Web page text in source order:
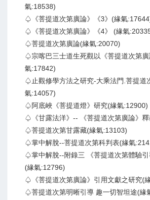
氣:18538)
♤《菩提道次第廣論》《3》(緣氣
♤《菩提道次第廣論》《4》 (緣氣
♤菩提道次第廣論(緣氣:20070)
♤宗喀巴三士道生死觀以《菩提道次第
氣:17842)
♤止觀修學方法之研究-大乘法門.菩提道
氣:14057)
♤阿底峽《菩提道燈》研究(緣氣:12900)
♤《甘露法洋》-- 《菩提道次第廣論》
♤菩提道次第甘露藏(緣氣:13103)
♤掌中解脫--菩提道次第科判表(緣氣
♤掌中解脫--附錄三 《菩提道次第體驗引
(緣氣:12796)
♤《菩提道次第廣論》引用文獻之研究(
♤菩提道次第明晰引導 趣一切智坦途(緣